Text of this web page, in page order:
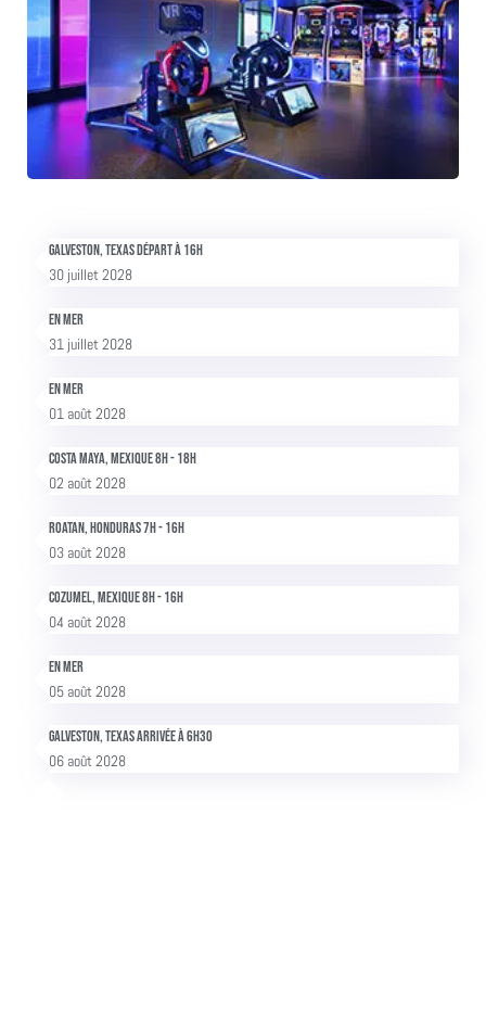
Galveston, Texas Départ à 16h
30 juillet 2028
En mer
31 juillet 2028
En mer
01 août 2028
Costa Maya, Mexique 8h - 18h
02 août 2028
Roatan, Honduras 7h - 16h
03 août 2028
Cozumel, Mexique 8h - 16h
04 août 2028
En mer
05 août 2028
Galveston, Texas arrivée à 6h30
06 août 2028